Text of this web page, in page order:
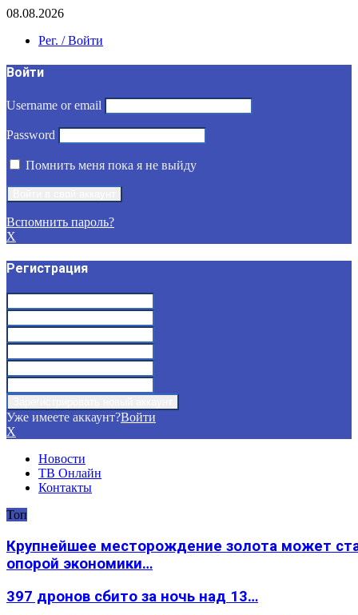
08.08.2026
Рег. / Войти
Войти
Username or email
Password
Помнить меня пока я не выйду
Вспомнить пароль?
X
Регистрация
Уже имеете аккаунт?Войти
X
Новости
ТВ Онлайн
Контакты
Топ
Крупнейшее месторождение золота может
опорой экономики…
397 дронов сбито за ночь над 13…